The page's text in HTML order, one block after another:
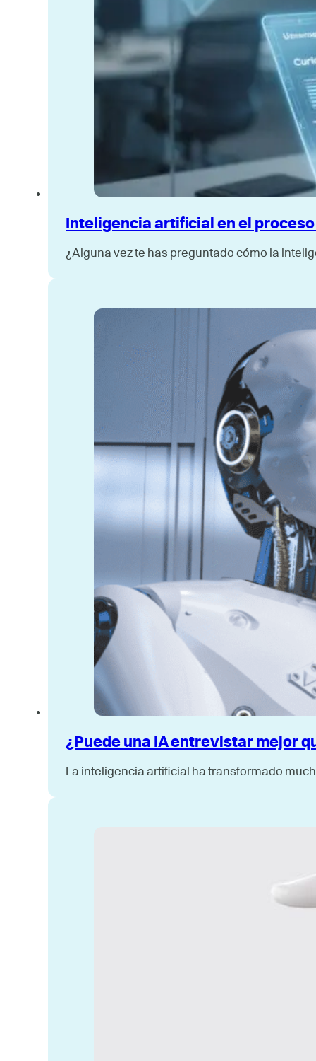
Inteligencia artificial en el
¿Alguna vez te has preguntado cómo la
¿Puede una IA entrevistar mejor
La inteligencia artificial ha transformado